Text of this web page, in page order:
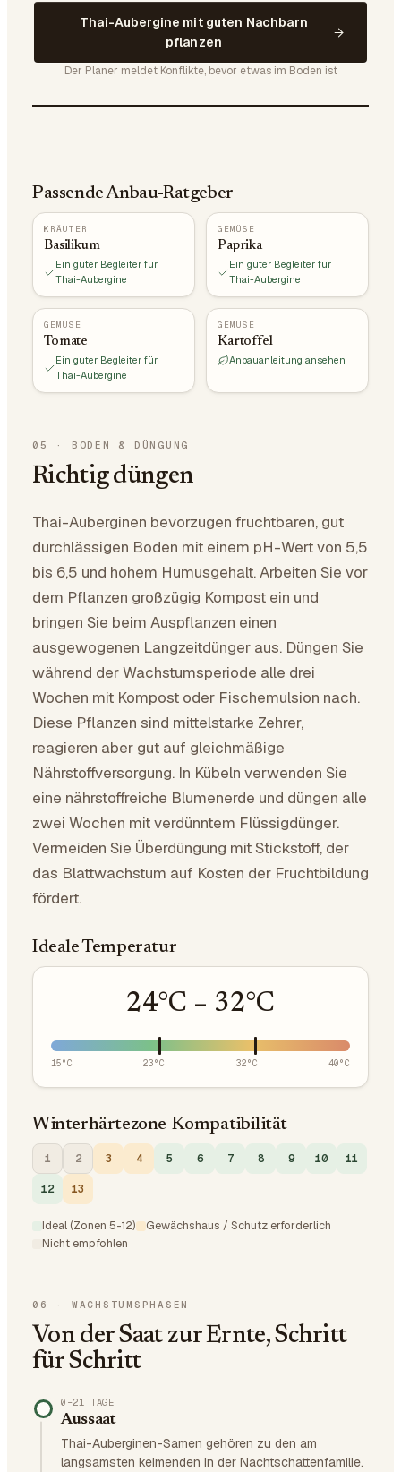
Thai-Aubergine mit guten Nachbarn
pflanzen
Der Planer meldet Konflikte, bevor etwas im Boden ist
Passende Anbau-Ratgeber
KRÄUTER
Basilikum
Ein guter Begleiter für
Thai-Aubergine
GEMÜSE
Paprika
Ein guter Begleiter für
Thai-Aubergine
GEMÜSE
Tomate
Ein guter Begleiter für
Thai-Aubergine
GEMÜSE
Kartoffel
Anbauanleitung ansehen
05 · BODEN & DÜNGUNG
Richtig düngen
Thai-Auberginen bevorzugen fruchtbaren, gut
durchlässigen Boden mit einem pH-Wert von 5,5
bis 6,5 und hohem Humusgehalt. Arbeiten Sie vor
dem Pflanzen großzügig Kompost ein und
bringen Sie beim Auspflanzen einen
ausgewogenen Langzeitdünger aus. Düngen Sie
während der Wachstumsperiode alle drei
Wochen mit Kompost oder Fischemulsion nach.
Diese Pflanzen sind mittelstarke Zehrer,
reagieren aber gut auf gleichmäßige
Nährstoffversorgung. In Kübeln verwenden Sie
eine nährstoffreiche Blumenerde und düngen alle
zwei Wochen mit verdünntem Flüssigdünger.
Vermeiden Sie Überdüngung mit Stickstoff, der
das Blattwachstum auf Kosten der Fruchtbildung
fördert.
Ideale Temperatur
24°C – 32°C
15°C 23°C 32°C 40°C
Winterhärtezone-Kompatibilität
1 2 3 4 5 6 7 8 9 10 11
12 13
Ideal (Zonen 5-12)
Gewächshaus / Schutz erforderlich
Nicht empfohlen
06 · WACHSTUMSPHASEN
Von der Saat zur Ernte, Schritt
für Schritt
0–21 TAGE
Aussaat
Thai-Auberginen-Samen gehören zu den am
langsamsten keimenden in der Nachtschattenfamilie.